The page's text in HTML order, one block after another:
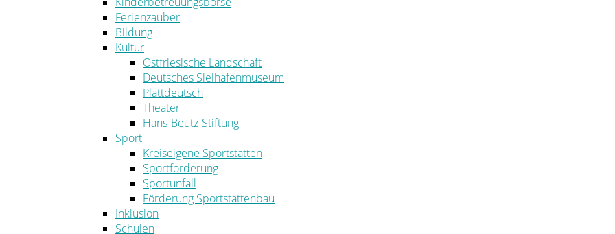
Ferienzauber
Bildung
Kultur
Ostfriesische Landschaft
Deutsches Sielhafenmuseum
Plattdeutsch
Theater
Hans-Beutz-Stiftung
Sport
Kreiseigene Sportstätten
Sportförderung
Sportunfall
Förderung Sportstättenbau
Inklusion
Schulen